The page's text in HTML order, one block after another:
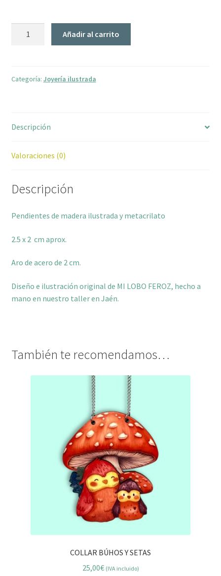
cantidad
Añadir al carrito
Categoría: Joyería ilustrada
Descripción
Valoraciones (0)
Descripción
Pendientes de madera ilustrada y metacrilato
2.5 x 2 cm aprox.
Aro de acero de 2 cm.
Diseño e ilustración original de MI LOBO FEROZ, hecho a
mano en nuestro taller en Jaén.
También te recomendamos…
COLLAR BÚHOS Y SETAS
25,00€ (IVA incluido)